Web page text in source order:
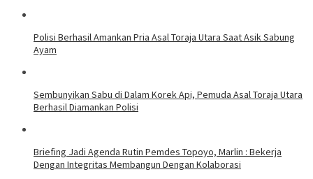
Polisi Berhasil Amankan Pria Asal Toraja Utara Saat Asik Sabung
Ayam
Sembunyikan Sabu di Dalam Korek Api, Pemuda Asal Toraja Utara
Berhasil Diamankan Polisi
Briefing Jadi Agenda Rutin Pemdes Topoyo, Marlin : Bekerja
Dengan Integritas Membangun Dengan Kolaborasi